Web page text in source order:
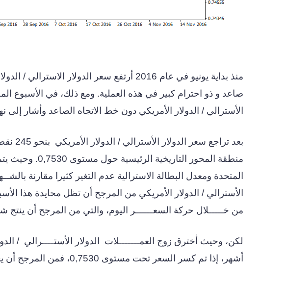
صاعد و ذو احترام كبير في هذه العملية. ومع ذلك، في الأسبوع
الأسترالي / الدولار الأمريكي دون خط الاتجاه الصاعد وأشار إلى
بعد تراجع سعر الدولار الأسترالي / الدولار الأمريكي
منطقة المحور
المتحدة ومعدل البطالة الاسترالية عدم التغير كثيرا مقارنة
الأسترالي / الدولار الأمريكي من المرجح أن تظل محايدة هذا
من خـــــلال حركة السعــــــر اليوم، والتي من المرجح أن ينتج
لكن، وحيث أخترق زوج العمـــــــلات الدولار الأستــــرالي /
أشهر، إذا تم كسر السعر تحت مستوى 0,7530، فمن المرجح أن يجتذب ضغط هبوطي إضافي في السوق.